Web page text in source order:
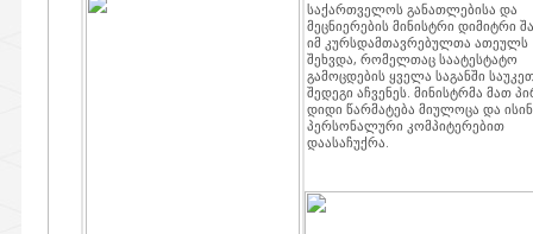
საქართველოს განათლებისა და
მეცნიერების მინისტრი დიმიტრი
იმ კურსდამთავრებულთა ათეულს
შეხვდა, რომელთაც საატესტატო
გამოცდების ყველა საგანში
შედეგი აჩვენეს. მინისტრმა მათ
დიდი წარმატება მიულოცა და
პერსონალური კომპიტერებით
დაასაჩუქრა.